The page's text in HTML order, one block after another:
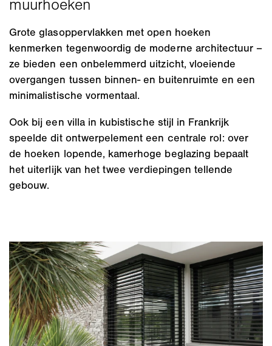
Grote glasoppervlakken met open hoeken
kenmerken tegenwoordig de moderne architectuur –
ze bieden een onbelemmerd uitzicht, vloeiende
overgangen tussen binnen- en buitenruimte en een
minimalistische vormentaal.
Ook bij een villa in kubistische stijl in Frankrijk
speelde dit ontwerpelement een centrale rol: over
de hoeken lopende, kamerhoge beglazing bepaalt
het uiterlijk van het twee verdiepingen tellende
gebouw.